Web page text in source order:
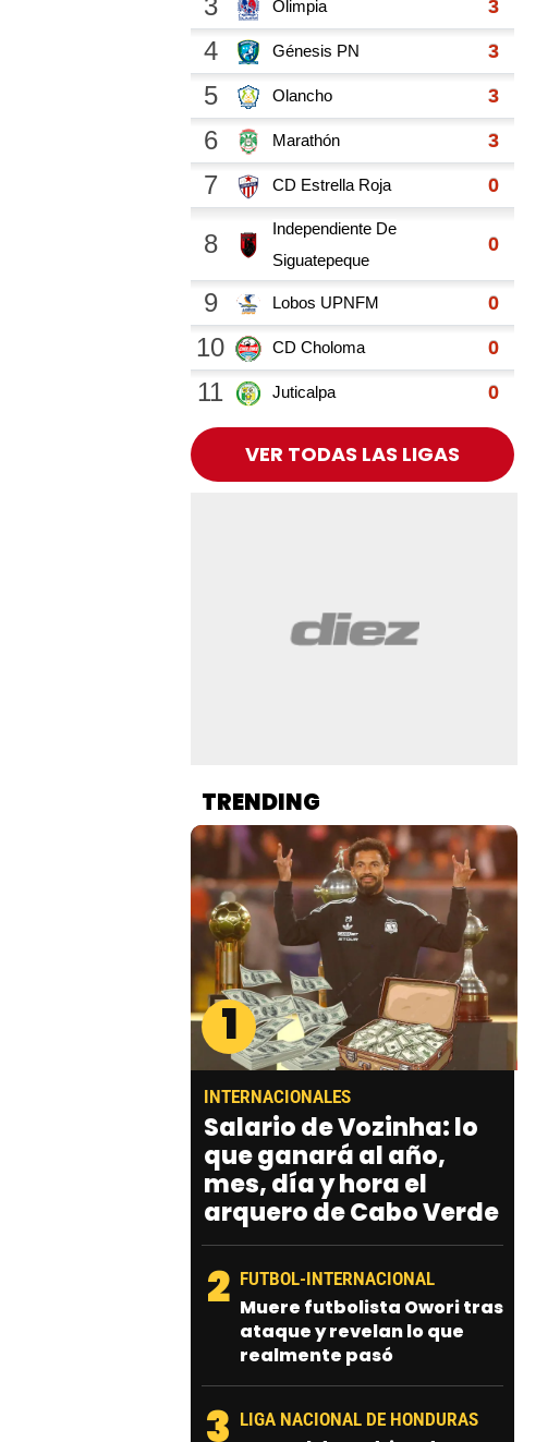
VER TODAS LAS LIGAS
TRENDING
1
INTERNACIONALES
Salario de Vozinha: lo
que ganará al año,
mes, día y hora el
arquero de Cabo Verde
2 FUTBOL-INTERNACIONAL
Muere futbolista Owori tras
ataque y revelan lo que
realmente pasó
3 LIGA NACIONAL DE HONDURAS